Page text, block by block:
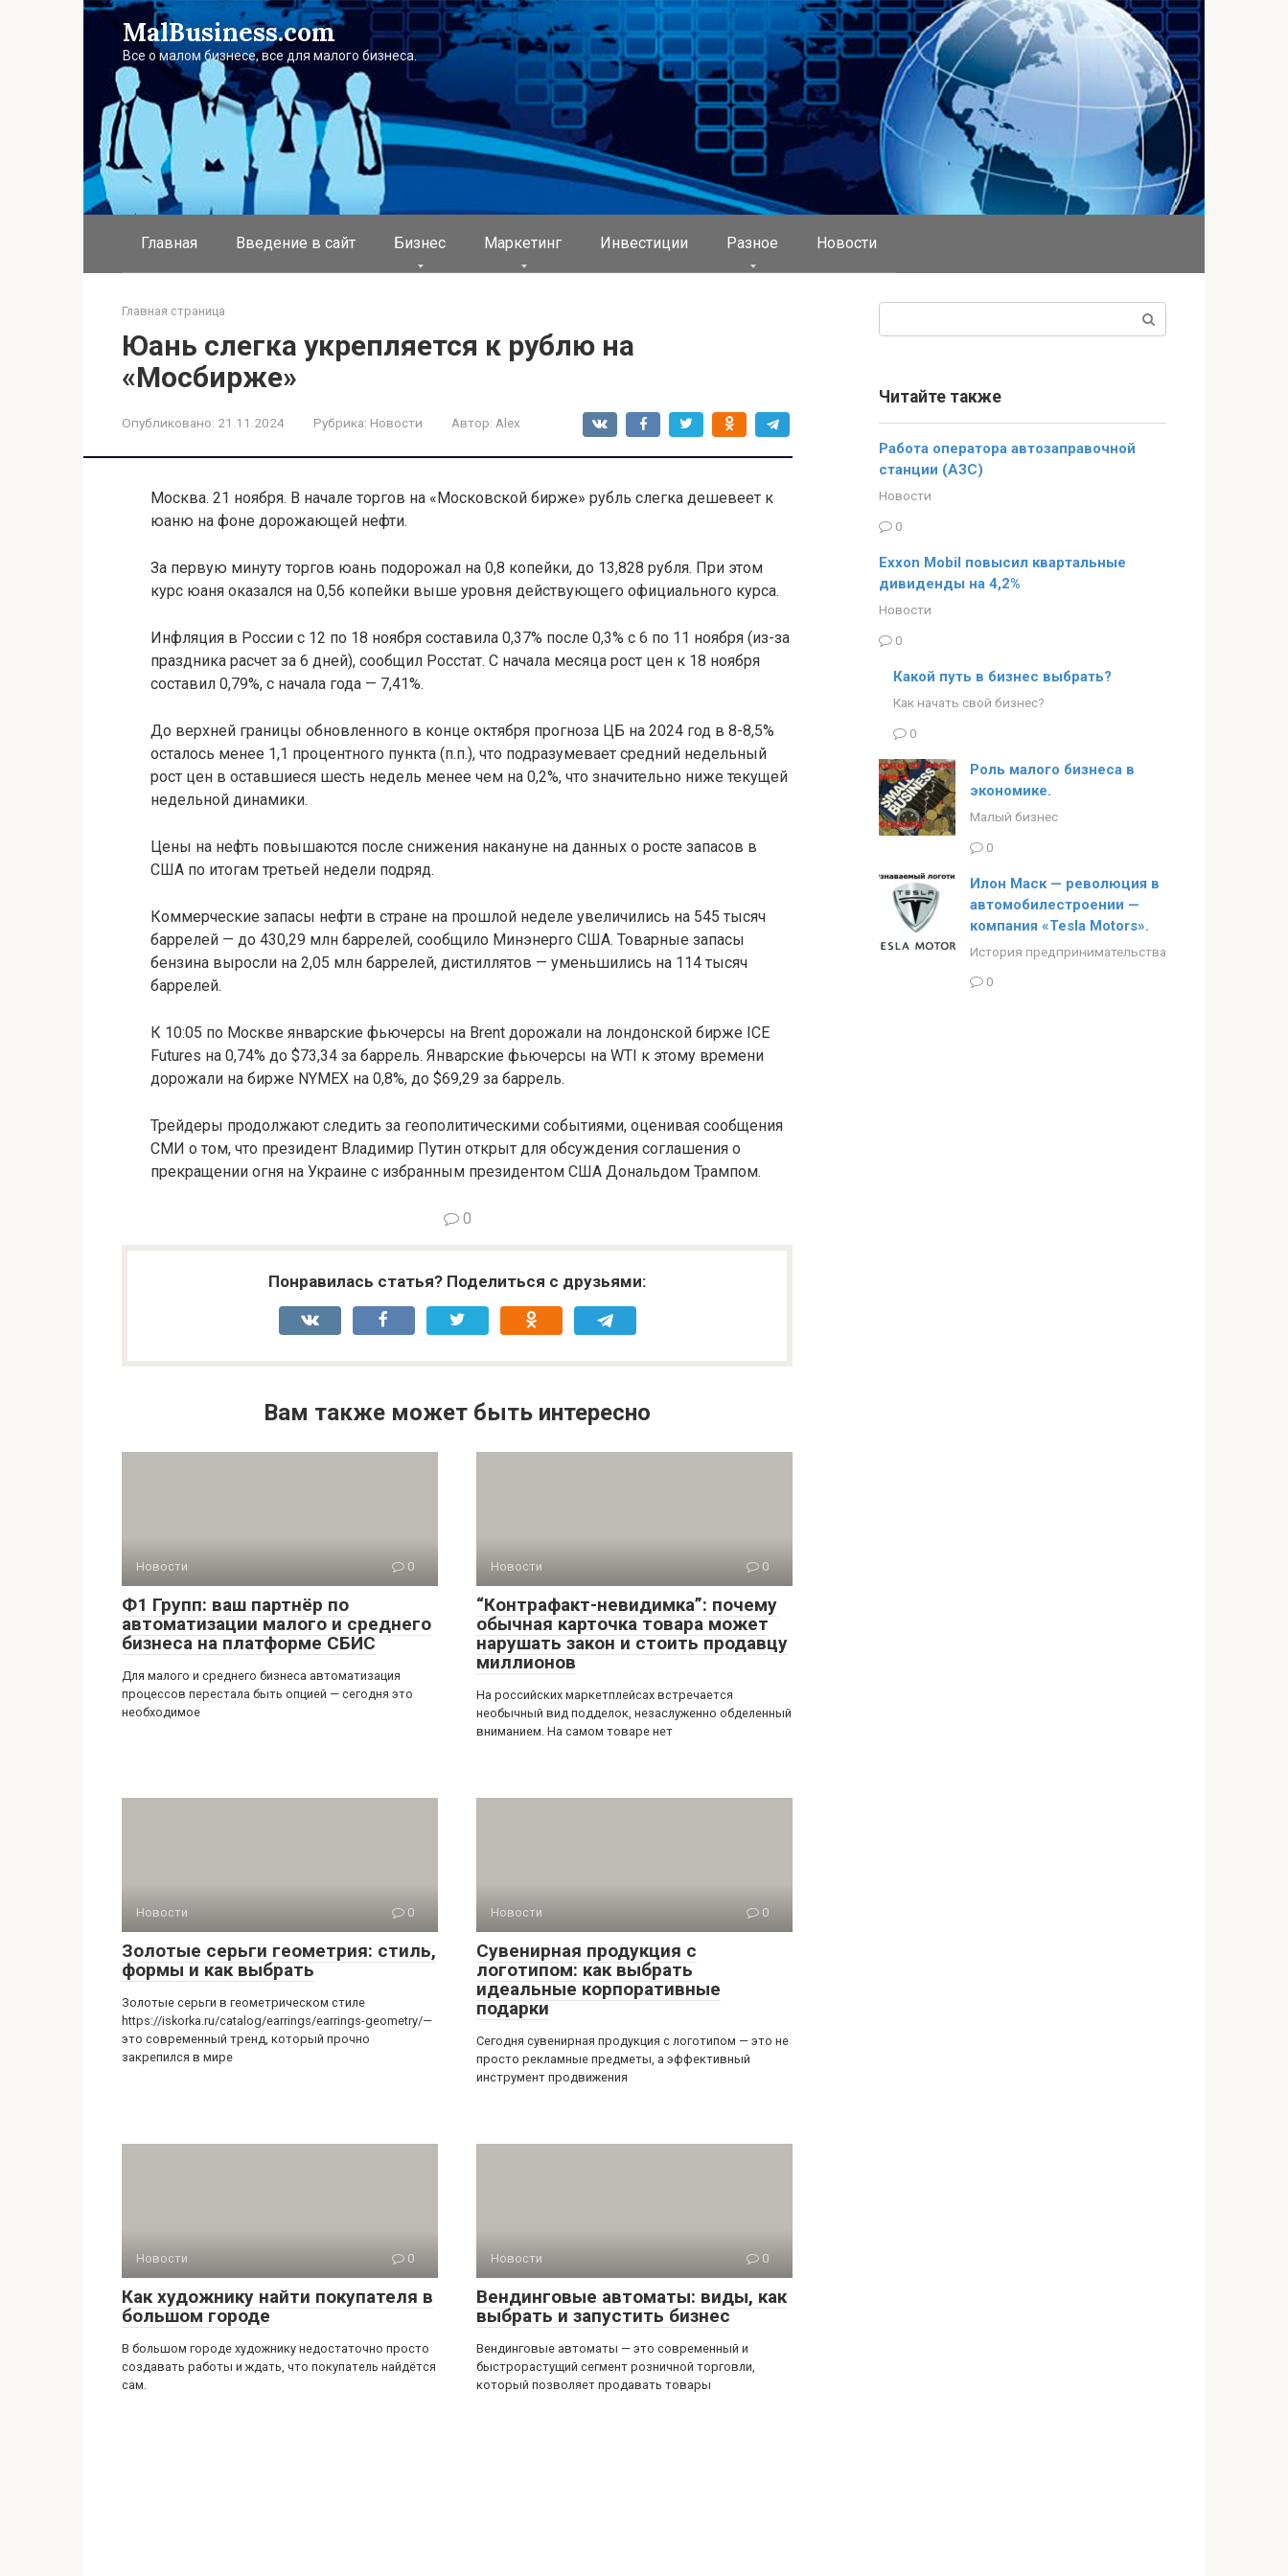
MalBusiness.com
Все о малом бизнесе, все для малого бизнеса.
Главная Введение в сайт Бизнес Маркетинг Инвестиции Разное Новости
Главная страница
Юань слегка укрепляется к рублю на
«Мосбирже»
Опубликовано: 21.11.2024 Рубрика: Новости Автор: Alex
Москва. 21 ноября. В начале торгов на «Московской бирже» рубль слегка дешевеет к
юаню на фоне дорожающей нефти.
За первую минуту торгов юань подорожал на 0,8 копейки, до 13,828 рубля. При этом
курс юаня оказался на 0,56 копейки выше уровня действующего официального курса.
Инфляция в России с 12 по 18 ноября составила 0,37% после 0,3% с 6 по 11 ноября (из-за
праздника расчет за 6 дней), сообщил Росстат. С начала месяца рост цен к 18 ноября
составил 0,79%, с начала года — 7,41%.
До верхней границы обновленного в конце октября прогноза ЦБ на 2024 год в 8-8,5%
осталось менее 1,1 процентного пункта (п.п.), что подразумевает средний недельный
рост цен в оставшиеся шесть недель менее чем на 0,2%, что значительно ниже текущей
недельной динамики.
Цены на нефть повышаются после снижения накануне на данных о росте запасов в
США по итогам третьей недели подряд.
Коммерческие запасы нефти в стране на прошлой неделе увеличились на 545 тысяч
баррелей — до 430,29 млн баррелей, сообщило Минэнерго США. Товарные запасы
бензина выросли на 2,05 млн баррелей, дистиллятов — уменьшились на 114 тысяч
баррелей.
К 10:05 по Москве январские фьючерсы на Brent дорожали на лондонской бирже ICE
Futures на 0,74% до $73,34 за баррель. Январские фьючерсы на WTI к этому времени
дорожали на бирже NYMEX на 0,8%, до $69,29 за баррель.
Трейдеры продолжают следить за геополитическими событиями, оценивая сообщения
СМИ о том, что президент Владимир Путин открыт для обсуждения соглашения о
прекращении огня на Украине с избранным президентом США Дональдом Трампом.
0
Понравилась статья? Поделиться с друзьями:
Вам также может быть интересно
Новости 0
Ф1 Групп: ваш партнёр по
автоматизации малого и среднего
бизнеса на платформе СБИС
Для малого и среднего бизнеса автоматизация
процессов перестала быть опцией — сегодня это
необходимое
Новости 0
“Контрафакт-невидимка”: почему
обычная карточка товара может
нарушать закон и стоить продавцу
миллионов
На российских маркетплейсах встречается
необычный вид подделок, незаслуженно обделенный
вниманием. На самом товаре нет
Новости 0
Золотые серьги геометрия: стиль,
формы и как выбрать
Золотые серьги в геометрическом стиле
https://iskorka.ru/catalog/earrings/earrings-geometry/—
это современный тренд, который прочно
закрепился в мире
Новости 0
Сувенирная продукция с
логотипом: как выбрать
идеальные корпоративные
подарки
Сегодня сувенирная продукция с логотипом — это не
просто рекламные предметы, а эффективный
инструмент продвижения
Новости 0
Как художнику найти покупателя в
большом городе
В большом городе художнику недостаточно просто
создавать работы и ждать, что покупатель найдётся
сам.
Новости 0
Вендинговые автоматы: виды, как
выбрать и запустить бизнес
Вендинговые автоматы — это современный и
быстрорастущий сегмент розничной торговли,
который позволяет продавать товары
Читайте также
Работа оператора автозаправочной
станции (АЗС)
Новости
0
Exxon Mobil повысил квартальные
дивиденды на 4,2%
Новости
0
Какой путь в бизнес выбрать?
Как начать свой бизнес?
0
Роль малого бизнеса в
экономике.
Малый бизнес
0
Илон Маск — революция в
автомобилестроении —
компания «Tesla Motors».
История предпринимательства
0